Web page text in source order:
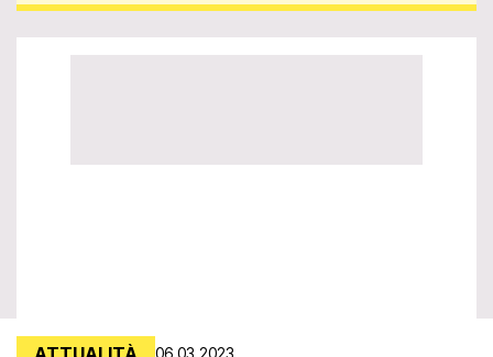
06.03.2023